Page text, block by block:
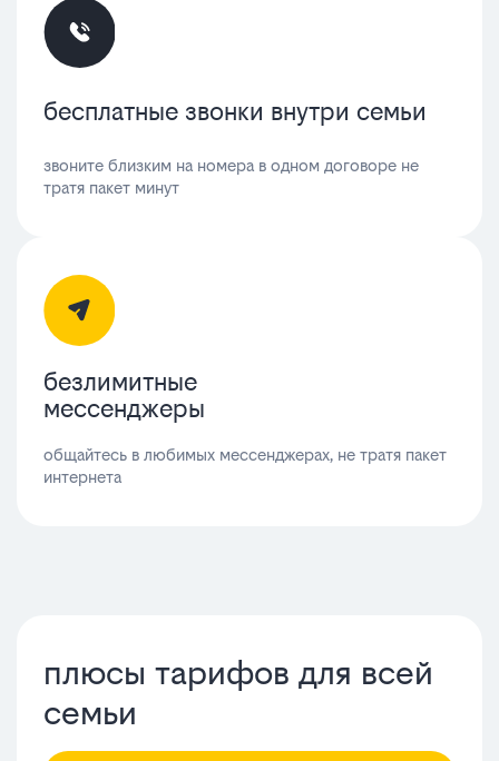
бесплатные звонки внутри семьи
звоните близким на номера в одном договоре не
тратя пакет минут
безлимитные
мессенджеры
общайтесь в любимых мессенджерах, не тратя пакет
интернета
плюсы тарифов для всей
семьи